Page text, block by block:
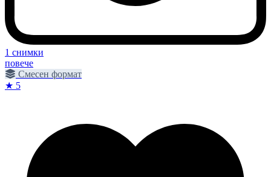
1 снимки
повече
Смесен формат
★ 5